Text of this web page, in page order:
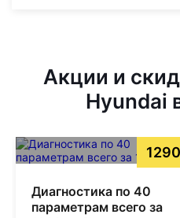
Акции и
Hyundai
Диагностика по 40
параметрам всего за